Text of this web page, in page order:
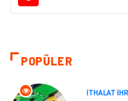
Ulaşım ve Taşımacılık
Bilgisayar ve Yazılım
POPÜLER
İTHALAT